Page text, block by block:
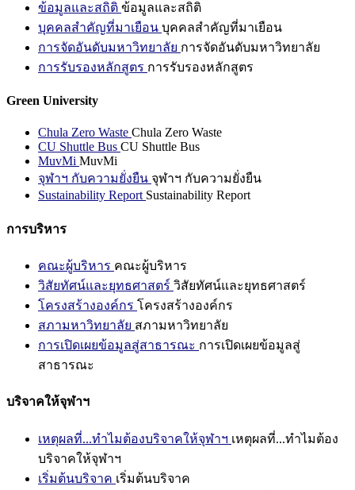
ข้อมูลและสถิติ ข้อมูลและสถิติ
บุคคลสำคัญที่มาเยือน บุคคลสำคัญที่มาเยือน
การจัดอันดับมหาวิทยาลัย การจัดอันดับมหาวิทยาลัย
การรับรองหลักสูตร การรับรองหลักสูตร
Green University
Chula Zero Waste Chula Zero Waste
CU Shuttle Bus CU Shuttle Bus
MuvMi MuvMi
จุฬาฯ กับความยั่งยืน จุฬาฯ กับความยั่งยืน
Sustainability Report Sustainability Report
การบริหาร
คณะผู้บริหาร คณะผู้บริหาร
วิสัยทัศน์และยุทธศาสตร์ วิสัยทัศน์และยุทธศาสตร์
โครงสร้างองค์กร โครงสร้างองค์กร
สภามหาวิทยาลัย สภามหาวิทยาลัย
การเปิดเผยข้อมูลสู่สาธารณะ การเปิดเผยข้อมูลสู่
สาธารณะ
บริจาคให้จุฬาฯ
เหตุผลที่...ทำไมต้องบริจาคให้จุฬาฯ เหตุผลที่...ทำไมต้อง
บริจาคให้จุฬาฯ
เริ่มต้นบริจาค เริ่มต้นบริจาค